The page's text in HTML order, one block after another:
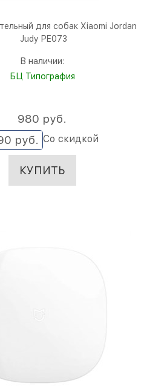
для собак Xiaomi Jordan
Judy PE073
В наличии:
БЦ Типография
руб. Со скидкой
980 руб.
КУПИТЬ